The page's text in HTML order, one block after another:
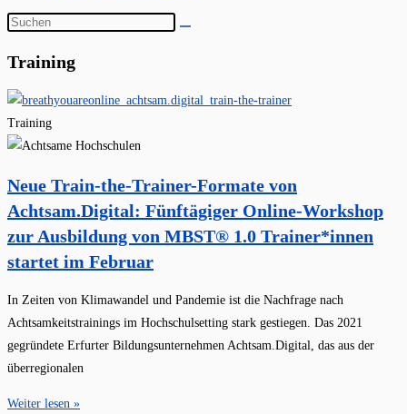
Training
Training
Neue Train-the-Trainer-Formate von
Achtsam.Digital: Fünftägiger Online-Workshop
zur Ausbildung von MBST® 1.0 Trainer*innen
startet im Februar
In Zeiten von Klimawandel und Pandemie ist die Nachfrage nach
Achtsamkeitstrainings im Hochschulsetting stark gestiegen. Das 2021
gegründete Erfurter Bildungsunternehmen Achtsam.Digital, das aus der
überregionalen
Weiter lesen »